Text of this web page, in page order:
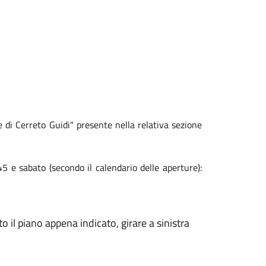
Cerreto Guidi" presente nella relativa sezione
e sabato (secondo il calendario delle aperture):
il piano appena indicato, girare a sinistra